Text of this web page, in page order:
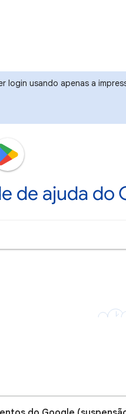
login usando apenas a
de ajuda do